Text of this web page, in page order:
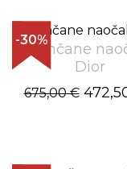
-30%
Sunčane
Dior
675,00 €